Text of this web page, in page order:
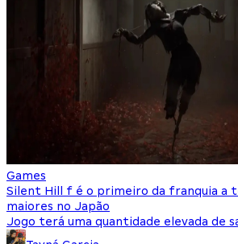
Games
Silent Hill f é o primeiro da franquia a
maiores no Japão
Jogo terá uma quantidade elevada de